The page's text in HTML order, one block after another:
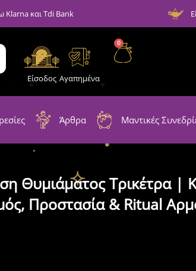
και Tdi Bank
Είσοδος Αγαπημένα
0
Άρθρα Μαντικές
Θυμιάματος Τρικέτρα |
Προστασία & Ritual